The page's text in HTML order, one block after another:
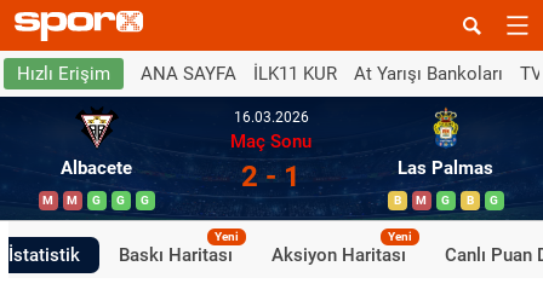
Hızlı Erişim ANA SAYFA İLK11 KUR At Yarışı Bankoları
Albacete
M M G G G
16.03.2026
Maç Sonu
2 - 1 Las Palmas
B M G B G
İstatistik Baskı Haritası
Yeni
Aksiyon Haritası
Yeni
Canlı Puan